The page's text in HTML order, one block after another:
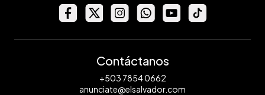
Contáctanos
+503 7854 0662
anunciate@elsalvador.com